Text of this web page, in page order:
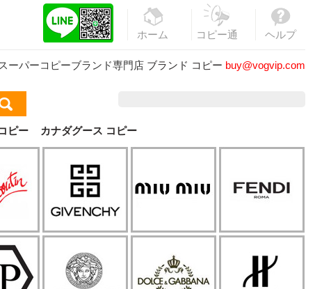
ホーム
コピー通
ヘルプ
スーパーコピーブランド専門店 ブランド コピー buy@vogvip.com
ピー カナダグース コピー